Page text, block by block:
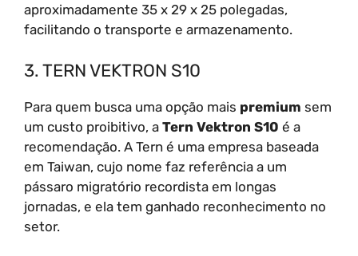
aproximadamente 35 x 29 x 25 polegadas,
facilitando o transporte e armazenamento.
3. TERN VEKTRON S10
Para quem busca uma opção mais premium sem
um custo proibitivo, a Tern Vektron S10 é a
recomendação. A Tern é uma empresa baseada
em Taiwan, cujo nome faz referência a um
pássaro migratório recordista em longas
jornadas, e ela tem ganhado reconhecimento no
setor.